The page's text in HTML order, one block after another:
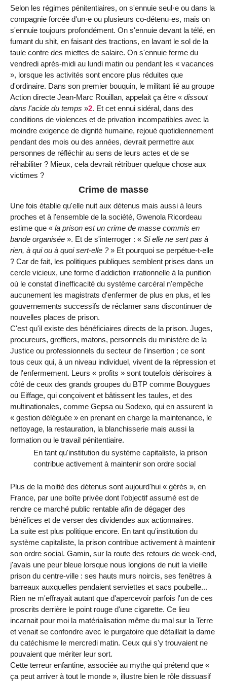
Selon les régimes pénitentiaires, on s'ennuie seul·e ou dans la
compagnie forcée d'un·e ou plusieurs co-détenu·es, mais on
s'ennuie toujours profondément. On s'ennuie devant la télé, en
fumant du shit, en faisant des tractions, en lavant le sol de la
taule contre des miettes de salaire. On s'ennuie ferme du
vendredi après-midi au lundi matin ou pendant les « vacances
», lorsque les activités sont encore plus réduites que
d'ordinaire. Dans son premier bouquin, le militant lié au groupe
Action directe Jean-Marc Rouillan, appelait ça être « dissout
dans l'acide du temps »2. Et cet ennui sidéral, dans des
conditions de violences et de privation incompatibles avec la
moindre exigence de dignité humaine, rejoué quotidiennement
pendant des mois ou des années, devrait permettre aux
personnes de réfléchir au sens de leurs actes et de se
réhabiliter ? Mieux, cela devrait rétribuer quelque chose aux
victimes ?
Crime de masse
Une fois établie qu'elle nuit aux détenus mais aussi à leurs
proches et à l'ensemble de la société, Gwenola Ricordeau
estime que « la prison est un crime de masse commis en
bande organisée ». Et de s'interroger : « Si elle ne sert pas à
rien, à qui ou à quoi sert-elle ?» Et pourquoi se perpétue-t-elle
? Car de fait, les politiques publiques semblent prises dans un
cercle vicieux, une forme d'addiction irrationnelle à la punition
où le constat d'inefficacité du système carcéral n'empêche
aucunement les magistrats d'enfermer de plus en plus, et les
gouvernements successifs de réclamer sans discontinuer de
nouvelles places de prison.
C'est qu'il existe des bénéficiaires directs de la prison. Juges,
procureurs, greffiers, matons, personnels du ministère de la
Justice ou professionnels du secteur de l'insertion ; ce sont
tous ceux qui, à un niveau individuel, vivent de la répression et
de l'enfermement. Leurs « profits » sont toutefois dérisoires à
côté de ceux des grands groupes du BTP comme Bouygues
ou Eiffage, qui conçoivent et bâtissent les taules, et des
multinationales, comme Gepsa ou Sodexo, qui en assurent la
« gestion déléguée » en prenant en charge la maintenance, le
nettoyage, la restauration, la blanchisserie mais aussi la
formation ou le travail pénitentiaire.
En tant qu'institution du système capitaliste, la prison
contribue activement à maintenir son ordre social
Plus de la moitié des détenus sont aujourd'hui « gérés », en
France, par une boîte privée dont l'objectif assumé est de
rendre ce marché public rentable afin de dégager des
bénéfices et de verser des dividendes aux actionnaires.
La suite est plus politique encore. En tant qu'institution du
système capitaliste, la prison contribue activement à maintenir
son ordre social. Gamin, sur la route des retours de week-end,
j'avais une peur bleue lorsque nous longions de nuit la vieille
prison du centre-ville : ses hauts murs noircis, ses fenêtres à
barreaux auxquelles pendaient serviettes et sacs poubelle...
Rien ne m'effrayait autant que d'apercevoir parfois l'un de ces
proscrits derrière le point rouge d'une cigarette. Ce lieu
incarnait pour moi la matérialisation même du mal sur la Terre
et venait se confondre avec le purgatoire que détaillait la dame
du catéchisme le mercredi matin. Ceux qui s'y trouvaient ne
pouvaient que mériter leur sort.
Cette terreur enfantine, associée au mythe qui prétend que «
ça peut arriver à tout le monde », illustre bien le rôle dissuasif